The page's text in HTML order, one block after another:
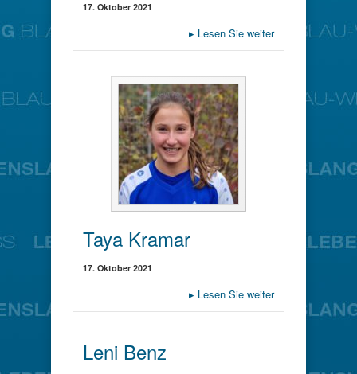
17. Oktober 2021
▸ Lesen Sie weiter
Taya Kramar
17. Oktober 2021
▸ Lesen Sie weiter
Leni Benz